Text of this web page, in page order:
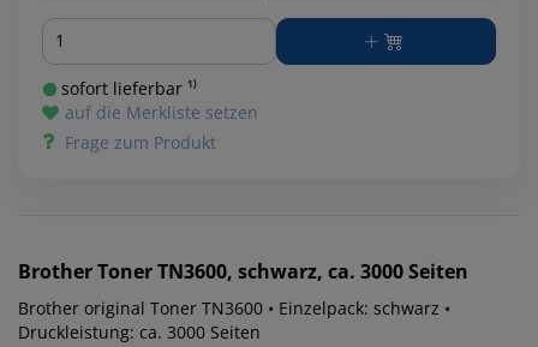
Menge
sofort lieferbar ¹⁾
auf die Merkliste setzen
Frage zum Produkt
BrotherToner TN3600, schwarz, ca. 3000 Seiten
Brother original Toner TN3600 • Einzelpack: schwarz •
Druckleistung: ca. 3000 Seiten